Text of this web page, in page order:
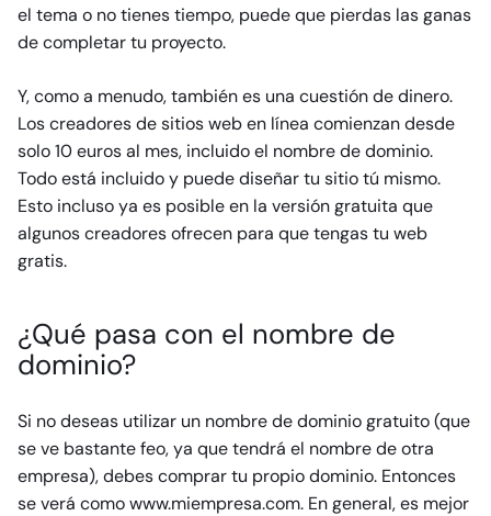
el tema o no tienes tiempo, puede que pierdas las ganas
de completar tu proyecto.
Y, como a menudo, también es una cuestión de dinero.
Los creadores de sitios web en línea comienzan desde
solo 10 euros al mes, incluido el nombre de dominio.
Todo está incluido y puede diseñar tu sitio tú mismo.
Esto incluso ya es posible en la versión gratuita que
algunos creadores ofrecen para que tengas tu web
gratis.
¿Qué pasa con el nombre de
dominio?
Si no deseas utilizar un nombre de dominio gratuito (que
se ve bastante feo, ya que tendrá el nombre de otra
empresa), debes comprar tu propio dominio. Entonces
se verá como www.miempresa.com. En general, es mejor